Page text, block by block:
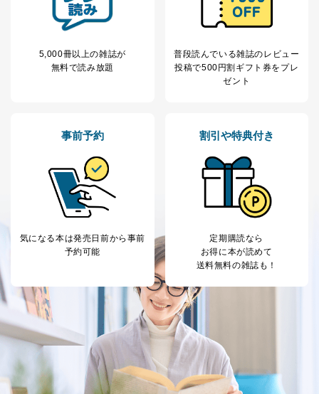
5,000冊以上の雑誌が
無料で読み放題
普段読んでいる雑誌のレビュー
投稿で500円割ギフト券をプレ
ゼント
事前予約
気になる本は発売日前から事前
予約可能
割引や特典付き
定期購読なら
お得に本が読めて
送料無料の雑誌も！